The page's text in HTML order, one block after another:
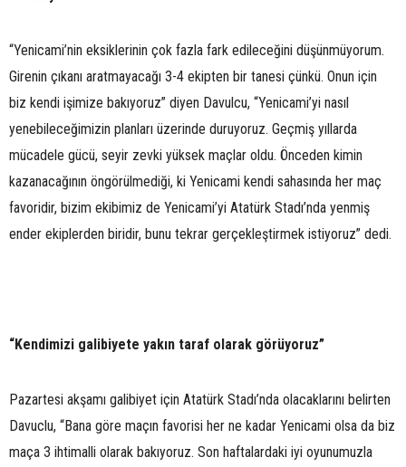
“Yenicami’nin eksiklerinin çok fazla fark edileceğini düşünmüyorum.
Girenin çıkanı aratmayacağı 3-4 ekipten bir tanesi çünkü. Onun için
biz kendi işimize bakıyoruz” diyen Davulcu, “Yenicami’yi nasıl
yenebileceğimizin planları üzerinde duruyoruz. Geçmiş yıllarda
mücadele gücü, seyir zevki yüksek maçlar oldu. Önceden kimin
kazanacağının öngörülmediği, ki Yenicami kendi sahasında her maç
favoridir, bizim ekibimiz de Yenicami’yi Atatürk Stadı’nda yenmiş
ender ekiplerden biridir, bunu tekrar gerçekleştirmek istiyoruz” dedi.
“Kendimizi galibiyete yakın taraf olarak görüyoruz”
Pazartesi akşamı galibiyet için Atatürk Stadı’nda olacaklarını belirten
Davuclu, “Bana göre maçın favorisi her ne kadar Yenicami olsa da biz
maça 3 ihtimalli olarak bakıyoruz. Son haftalardaki iyi oyunumuzla